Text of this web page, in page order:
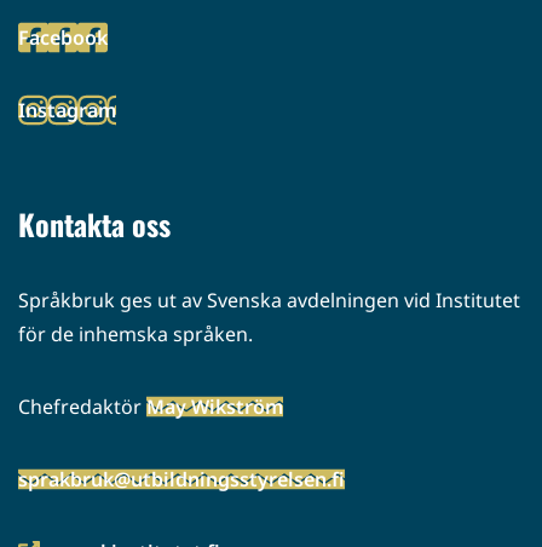
palveluun)
Facebook
(siirryt
palveluun)
Instagram
(siirryt
Kontakta oss
Språkbruk ges ut av Svenska avdelningen vid Institutet
för de inhemska språken.
ChefredaktörMay Wikström
sprakbruk@utbildningsstyrelsen.fi